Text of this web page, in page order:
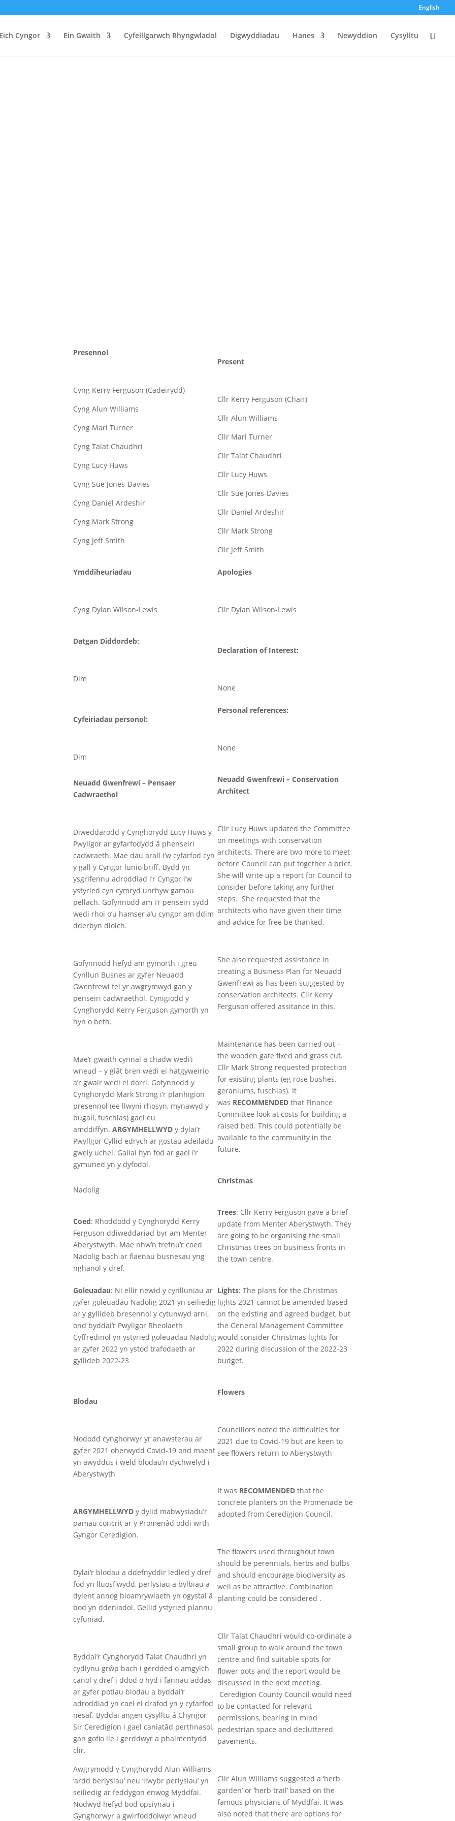
English
Cyngor Ein Gwaith Cyfeillgarwch Rhyngwladol Digwyddiadau Hanes Newyddion Cysylltu
Presennol
Cyng Kerry Ferguson (Cadeirydd)
Cyng Alun Williams
Cyng Mari Turner
Cyng Talat Chaudhri
Cyng Lucy Huws
Cyng Sue Jones-Davies
Cyng Daniel Ardeshir
Cyng Mark Strong
Cyng Jeff Smith
Present
Cllr Kerry Ferguson (Chair)
Cllr Alun Williams
Cllr Mari Turner
Cllr Talat Chaudhri
Cllr Lucy Huws
Cllr Sue Jones-Davies
Cllr Daniel Ardeshir
Cllr Mark Strong
Cllr Jeff Smith
Ymddiheuriadau
Cyng Dylan Wilson-Lewis
Apologies
Cllr Dylan Wilson-Lewis
Datgan Diddordeb:
Dim
Declaration of Interest:
None
Cyfeiriadau personol:
Dim
Personal references:
None
Neuadd Gwenfrewi – Pensaer
Cadwraethol
Diweddarodd y Cynghorydd Lucy Huws y
Pwyllgor ar gyfarfodydd â phenseiri
cadwraeth. Mae dau arall i’w cyfarfod cyn
y gall y Cyngor lunio briff. Bydd yn
ysgrifennu adroddiad i’r Cyngor i’w
ystyried cyn cymryd unrhyw gamau
pellach. Gofynnodd am i’r penseiri sydd
wedi rhoi o’u hamser a’u cyngor am ddim
dderbyn diolch.
Gofynnodd hefyd am gymorth i greu
Cynllun Busnes ar gyfer Neuadd
Gwenfrewi fel yr awgrymwyd gan y
penseiri cadwraethol. Cynigiodd y
Cynghorydd Kerry Ferguson gymorth yn
hyn o beth.
Mae’r gwaith cynnal a chadw wedi’i
wneud – y giât bren wedi ei hatgyweirio
a’r gwair wedi ei dorri. Gofynnodd y
Cynghorydd Mark Strong i’r planhigion
presennol (ee llwyni rhosyn, mynawyd y
bugail, fuschias) gael eu
amddiffyn. ARGYMHELLWYD y dylai’r
Pwyllgor Cyllid edrych ar gostau adeiladu
gwely uchel. Gallai hyn fod ar gael i’r
gymuned yn y dyfodol.
Neuadd Gwenfrewi – Conservation
Architect
Cllr Lucy Huws updated the Committee
on meetings with conservation
architects. There are two more to meet
before Council can put together a brief.
She will write up a report for Council to
consider before taking any further
steps. She requested that the
architects who have given their time
and advice for free be thanked.
She also requested assistance in
creating a Business Plan for Neuadd
Gwenfrewi as has been suggested by
conservation architects. Cllr Kerry
Ferguson offered assitance in this.
Maintenance has been carried out –
the wooden gate fixed and grass cut.
Cllr Mark Strong requested protection
for existing plants (eg rose bushes,
geraniums, fuschias). It
was RECOMMENDED that Finance
Committee look at costs for building a
raised bed. This could potentially be
available to the community in the
future.
Nadolig
Christmas
Coed: Rhoddodd y Cynghorydd Kerry
Ferguson ddiweddariad byr am Menter
Aberystwyth. Mae nhw’n trefnu’r coed
Nadolig bach ar flaenau busnesau yng
nghanol y dref.
Trees: Cllr Kerry Ferguson gave a brief
update from Menter Aberystwyth. They
are going to be organising the small
Christmas trees on business fronts in
the town centre.
Goleuadau: Ni ellir newid y cynlluniau ar
gyfer goleuadau Nadolig 2021 yn seiliedig
ar y gyllideb bresennol y cytunwyd arni,
ond byddai’r Pwyllgor Rheolaeth
Cyffredinol yn ystyried goleuadau Nadolig
ar gyfer 2022 yn ystod trafodaeth ar
gyllideb 2022-23
Lights: The plans for the Christmas
lights 2021 cannot be amended based
on the existing and agreed budget, but
the General Management Committee
would consider Christmas lights for
2022 during discussion of the 2022-23
budget.
Blodau
Nododd cynghorwyr yr anawsterau ar
gyfer 2021 oherwydd Covid-19 ond maent
yn awyddus i weld blodau’n dychwelyd i
Aberystwyth
ARGYMHELLWYD y dylid mabwysiadu’r
pamau concrit ar y Promenâd oddi wrth
Gyngor Ceredigion.
Dylai’r blodau a ddefnyddir ledled y dref
fod yn lluosflwydd, perlysiau a bylbiau a
dylent annog bioamrywiaeth yn ogystal â
bod yn ddeniadol. Gellid ystyried plannu
cyfuniad.
Byddai’r Cynghorydd Talat Chaudhri yn
cydlynu grŵp bach i gerdded o amgylch
canol y dref i ddod o hyd i fannau addas
ar gyfer potiau blodau a byddai’r
adroddiad yn cael ei drafod yn y cyfarfod
nesaf. Byddai angen cysylltu â Chyngor
Sir Ceredigion i gael caniatâd perthnasol,
gan gofio lle i gerddwyr a phalmentydd
clir.
Awgrymodd y Cynghorydd Alun Williams
‘ardd berlysiau’ neu ‘llwybr perlysiau’ yn
seiliedig ar feddygon enwog Myddfai.
Nodwyd hefyd bod opsiynau i
Gynghorwyr a gwirfoddolwyr wneud
Flowers
Councillors noted the difficulties for
2021 due to Covid-19 but are keen to
see flowers return to Aberystwyth
It was RECOMMENDED that the
concrete planters on the Promenade be
adopted from Ceredigion Council.
The flowers used throughout town
should be perennials, herbs and bulbs
and should encourage biodiversity as
well as be attractive. Combination
planting could be considered .
Cllr Talat Chaudhri would co-ordinate a
small group to walk around the town
centre and find suitable spots for
flower pots and the report would be
discussed in the next meeting.
Ceredigion County Council would need
to be contacted for relevant
permissions, bearing in mind
pedestrian space and decluttered
pavements.
Cllr Alun Williams suggested a ‘herb
garden’ or ‘herb trail’ based on the
famous physicians of Myddfai. It was
also noted that there are options for